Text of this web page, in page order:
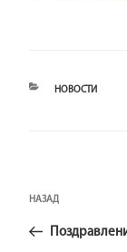
РУБРИКИ
НОВОСТИ
по
записям
Предыдущая
НАЗАД